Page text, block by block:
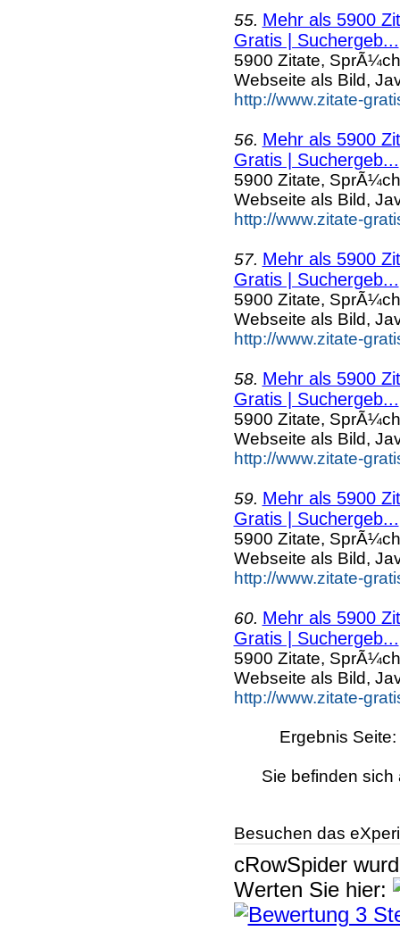
55. Mehr als 5900
Gratis | Suchergeb...
5900 Zitate,
Webseite als Bild,
http://www.zitate-
56. Mehr als 5900
Gratis | Suchergeb...
5900 Zitate,
Webseite als Bild,
http://www.zitate-
57. Mehr als 5900
Gratis | Suchergeb...
5900 Zitate,
Webseite als Bild,
http://www.zitate-
58. Mehr als 5900
Gratis | Suchergeb...
5900 Zitate,
Webseite als Bild,
http://www.zitate-
59. Mehr als 5900
Gratis | Suchergeb...
5900 Zitate,
Webseite als Bild,
http://www.zitate-
60. Mehr als 5900
Gratis | Suchergeb...
5900 Zitate,
Webseite als Bild,
http://www.zitate-
Ergebnis Seite:
Sie befinden
Besuchen das
cRowSpider
Werten Sie hier: